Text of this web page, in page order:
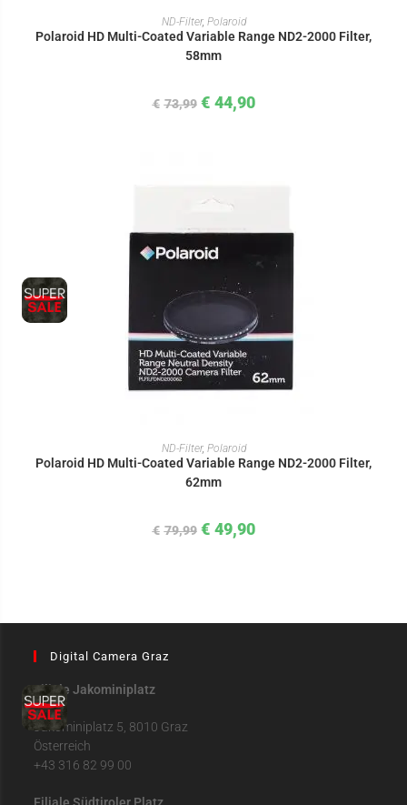
IN DEN WARENKORB
ND-Filter, Polaroid
Polaroid HD Multi-Coated Variable Range ND2-2000 Filter,
58mm
€ 73,99 € 44,90
IN DEN WARENKORB
ND-Filter, Polaroid
Polaroid HD Multi-Coated Variable Range ND2-2000 Filter,
62mm
€ 79,99 € 49,90
Digital Camera Graz
Filiale Jakominiplatz
Jakominiplatz 5, 8010 Graz
Österreich
+43 316 82 99 00